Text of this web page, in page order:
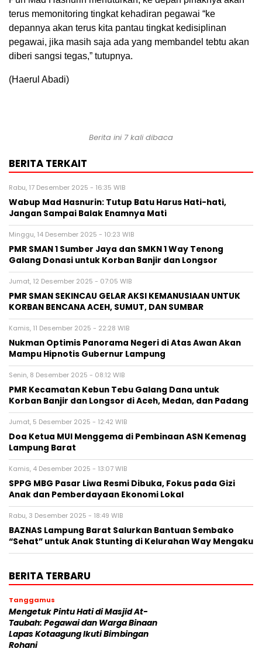
terus memonitoring tingkat kehadiran pegawai “ke
depannya akan terus kita pantau tingkat kedisiplinan
pegawai, jika masih saja ada yang membandel tebtu akan
diberi sangsi tegas,” tutupnya.
(Haerul Abadi)
Berita ini 7 kali dibaca
BERITA TERKAIT
Rabu, 17 Desember 2025 - 16:35 WIB
Wabup Mad Hasnurin: Tutup Batu Harus Hati-hati,
Jangan Sampai Balak Enamnya Mati
Minggu, 14 Desember 2025 - 10:23 WIB
PMR SMAN 1 Sumber Jaya dan SMKN 1 Way Tenong
Galang Donasi untuk Korban Banjir dan Longsor
Jumat, 12 Desember 2025 - 07:05 WIB
PMR SMAN SEKINCAU GELAR AKSI KEMANUSIAAN UNTUK
KORBAN BENCANA ACEH, SUMUT, DAN SUMBAR
Kamis, 11 Desember 2025 - 22:28 WIB
Nukman Optimis Panorama Negeri di Atas Awan Akan
Mampu Hipnotis Gubernur Lampung
Senin, 8 Desember 2025 - 08:12 WIB
PMR Kecamatan Kebun Tebu Galang Dana untuk
Korban Banjir dan Longsor di Aceh, Medan, dan Padang
Jumat, 5 Desember 2025 - 12:42 WIB
Doa Ketua MUI Menggema di Pembinaan ASN Kemenag
Lampung Barat
Kamis, 4 Desember 2025 - 13:07 WIB
SPPG MBG Pasar Liwa Resmi Dibuka, Fokus pada Gizi
Anak dan Pemberdayaan Ekonomi Lokal
Rabu, 3 Desember 2025 - 18:49 WIB
BAZNAS Lampung Barat Salurkan Bantuan Sembako
“Sehat” untuk Anak Stunting di Kelurahan Way Mengaku
BERITA TERBARU
Tanggamus
Mengetuk Pintu Hati di Masjid At-
Taubah: Pegawai dan Warga Binaan
Lapas Kotaagung Ikuti Bimbingan
Rohani